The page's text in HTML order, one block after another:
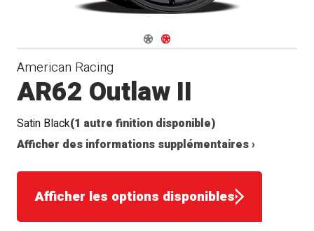
Navigate 1
Navigate 2
American Racing
AR62 Outlaw II
Satin Black(1 autre finition disponible)
Afficher des informations supplémentaires ›
Afficher les options disponibles